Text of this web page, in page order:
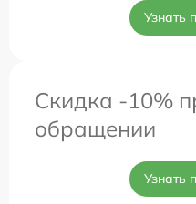
Узнать
Скидка -10%
обращении
Узнать